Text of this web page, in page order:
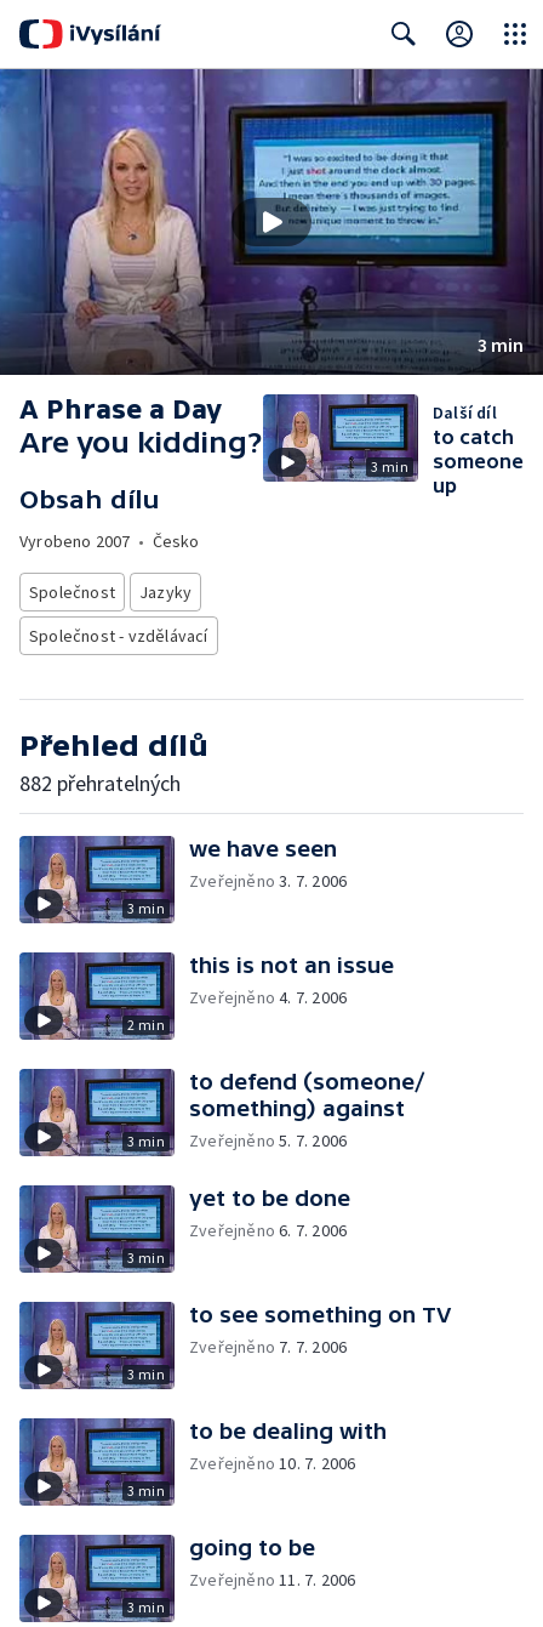
Search Close
3 min
A Phrase a Day
Are you kidding?
Obsah dílu
Vyrobeno 2007 • Česko
Společnost
Jazyky
Společnost - vzdělávací
3 min
Další díl
to catch
someone
up
Přehled dílů
882 přehratelných
3 min
we have seen
Zveřejněno3. 7. 2006
2 min
this is not an issue
Zveřejněno4. 7. 2006
3 min
to defend (someone/
something) against
Zveřejněno5. 7. 2006
3 min
yet to be done
Zveřejněno6. 7. 2006
3 min
to see something on TV
Zveřejněno 7. 7. 2006
3 min
to be dealing with
Zveřejněno10. 7. 2006
3 min
going to be
Zveřejněno11. 7. 2006